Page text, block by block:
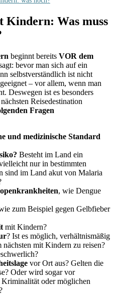
Kindern: Was muss
beginnt bereits VOR dem
bevor man sich auf ein
selbstverständlich ist nicht
– vor allem, wenn man
Deswegen ist es besonders
Reisedestination
Fragen
und medizinische Standard
Besteht im Land ein
nur in bestimmten
sind im Land akut von Malaria
, wie Dengue
zum Beispiel gegen Gelbfieber
mit Kindern?
? Ist es möglich, verhältnismäßig
mit Kindern zu reisen?
vor Ort aus? Gelten die
Oder wird sogar vor
oder möglichen